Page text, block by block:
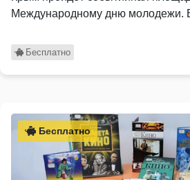
Международному дню молодежи.
Бесплатно
Бесплатно